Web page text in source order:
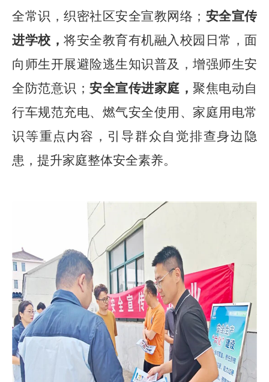
全常识，织密社区安全宣教网络； 安全宣传
进学校， 将安全教育有机融入校园日常，面
向师生开展避险逃生知识普及，增强师生安
全防范意识； 安全宣传进家庭， 聚焦电动自
行车规范充电、燃气安全使用、家庭用电常
识等重点内容，引导群众自觉排查身边隐
患，提升家庭整体安全素养。